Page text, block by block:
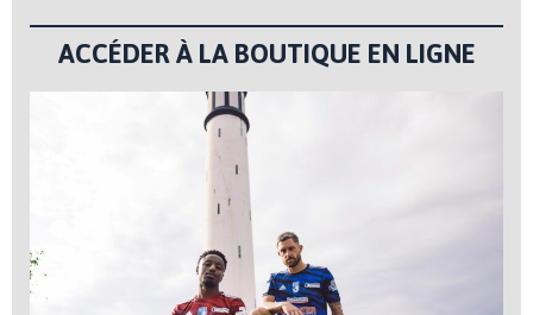
ACCÉDER À LA BOUTIQUE EN LIGNE